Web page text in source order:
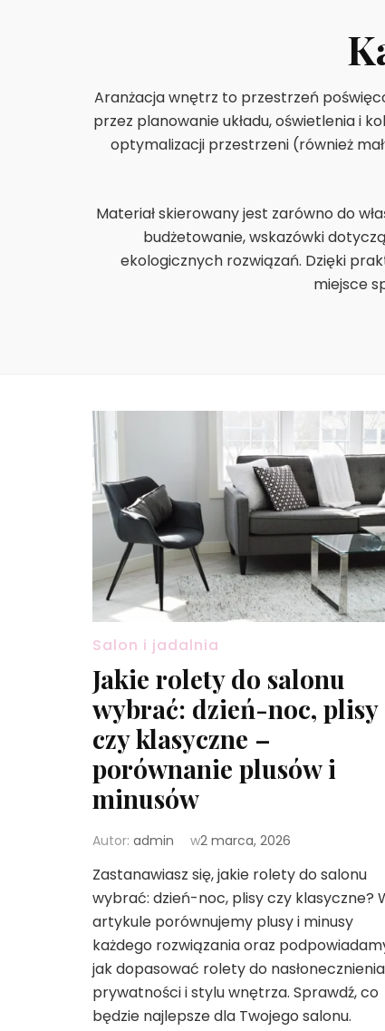
Aranżacja wnętrz to przestrzeń
przez planowanie układu, oświetlenia i
optymalizacji przestrzeni (również
Materiał skierowany jest zarówno do
budżetowanie, wskazówki
ekologicznych rozwiązań. Dzięki
miejsce
Salon i jadalnia
Jakie rolety do salonu
wybrać: dzień-noc, plisy
czy klasyczne –
porównanie plusów i
minusów
Autor: admin w2 marca, 2026
Zastanawiasz się, jakie rolety do salonu
wybrać: dzień-noc, plisy czy klasyczne?
artykule porównujemy plusy i minusy
każdego rozwiązania oraz
jak dopasować rolety do
prywatności i stylu wnętrza. Sprawdź, co
będzie najlepsze dla Twojego salonu.